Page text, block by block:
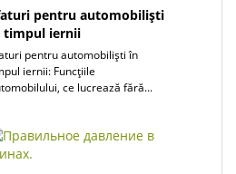
pentru automobiliști
timpul iernii
pentru automobiliști în
iernii: Funcțiile
ce lucrează fără...